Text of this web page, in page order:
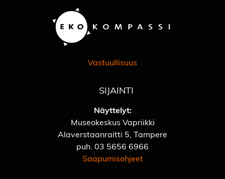
Vastuullisuus
SIJAINTI
Näyttelyt:
Museokeskus Vapriikki
Alaverstaanraitti 5, Tampere
puh. 03 5656 6966
Saapumisohjeet